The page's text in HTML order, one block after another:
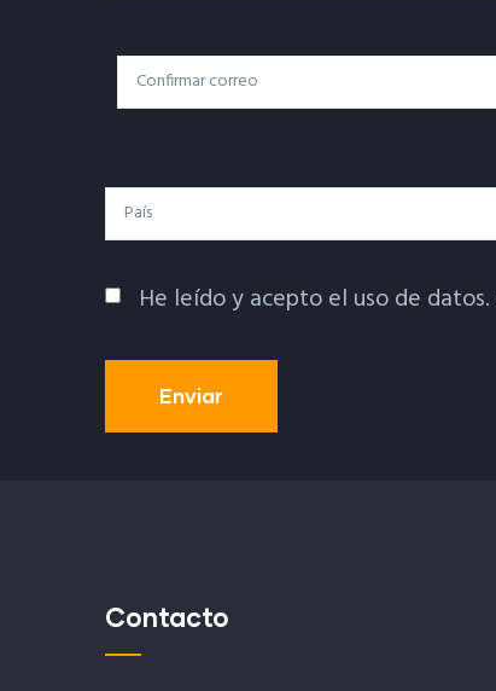
Correo
Electrónico
Correo Electrónico
País
Política De Privacidad
He leído y acepto el uso de datos.
Contacto